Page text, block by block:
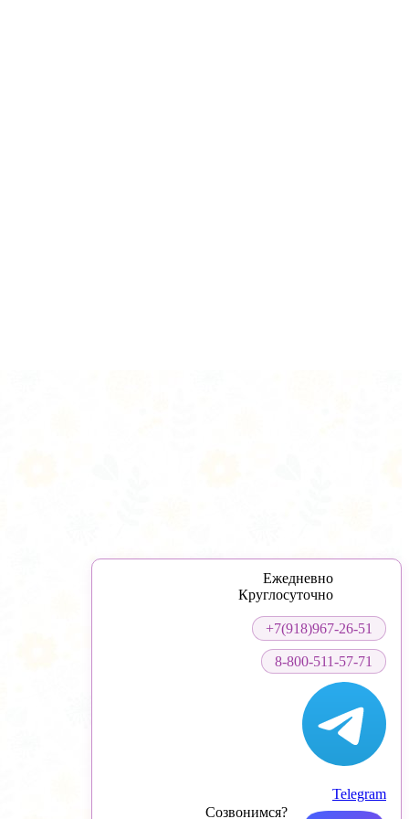
Ежедневно
Круглосуточно
+7(918)967-26-51
8-800-511-57-71
Созвонимся?
Telegram